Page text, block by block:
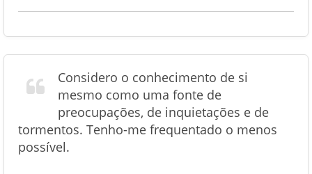
Considero o conhecimento de si
mesmo como uma fonte de
preocupações, de inquietações e de
tormentos. Tenho-me frequentado o menos
possível.